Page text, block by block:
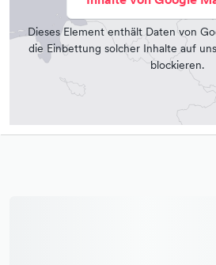
Dieses Element enthält Daten von
die Einbettung solcher Inhalte auf
blockieren.